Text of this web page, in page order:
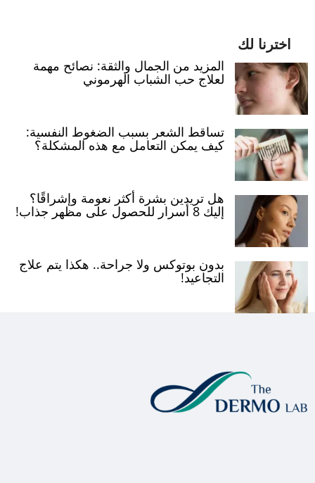
اخترنا لك
المزيد من الجمال والثقة: نصائح مهمة
لعلاج حب الشباب الهرموني
تساقط الشعر بسبب الضغوط النفسية:
كيف يمكن التعامل مع هذه المشكلة؟
هل تريدين بشرة أكثر نعومة وإشراقًا؟
إليك 8 أسرار للحصول على مظهر جذاب!
بدون بوتوكس ولا جراحة.. هكذا يتم علاج
التجاعيد!